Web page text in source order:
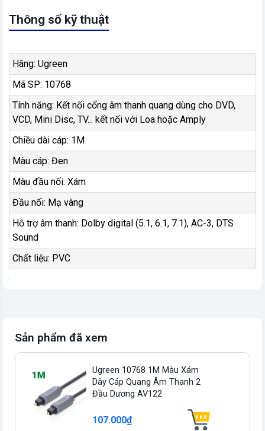
Thông số kỹ thuật
Hãng: Ugreen
Mã SP: 10768
Tính năng: Kết nối cổng âm thanh quang dùng cho DVD,
VCD, Mini Disc, TV... kết nối với Loa hoặc Amply
Chiều dài cáp: 1M
Màu cáp: Đen
Màu đầu nối: Xám
Đầu nối: Mạ vàng
Hỗ trợ âm thanh: Dolby digital (5.1, 6.1, 7.1), AC-3, DTS
Sound
Chất liệu: PVC
.
Sản phẩm đã xem
Ugreen 10768 1M Màu Xám
Dây Cáp Quang Âm Thanh 2
Đầu Dương AV122
107.000₫